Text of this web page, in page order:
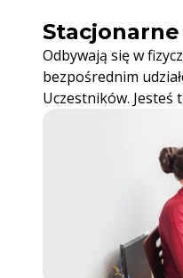
Stacjonarne
Odbywają się w
bezpośrednim
Uczestników. Jesteś